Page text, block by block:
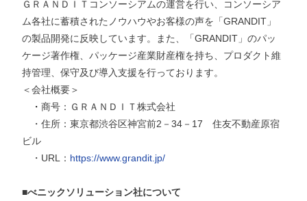
ＧＲＡＮＤＩＴコンソーシアムの運営を行い、コンソーシア
ム各社に蓄積されたノウハウやお客様の声を「GRANDIT 」
の製品開発に反映しています。また、「GRANDIT 」のパッ
ケージ著作権、パッケージ産業財産権を持ち、プロダクト維
持管理、保守及び導入支援を行っております。
＜会社概要＞
・商号：ＧＲＡＮＤＩＴ株式会社
・住所：東京都渋谷区神宮前2 －34 － 17 住友不動産原宿
ビル
・ URL ： https://www.grandit.jp/
■べニックソリューション社について